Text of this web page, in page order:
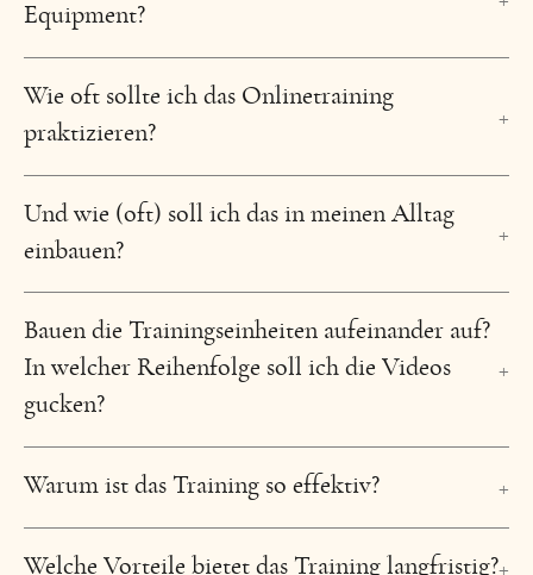
Equipment?
Wie oft sollte ich das Onlinetraining
praktizieren?
Und wie (oft) soll ich das in meinen Alltag
einbauen?
Bauen die Trainingseinheiten aufeinander auf?
In welcher Reihenfolge soll ich die Videos
gucken?
Warum ist das Training so effektiv?
Welche Vorteile bietet das Training langfristig?